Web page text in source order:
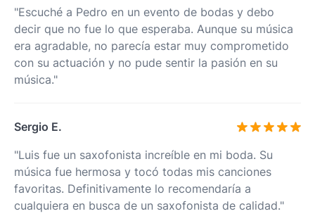
"Escuché a Pedro en un evento de bodas y debo
decir que no fue lo que esperaba. Aunque su música
era agradable, no parecía estar muy comprometido
con su actuación y no pude sentir la pasión en su
música."
Sergio E.
"Luis fue un saxofonista increíble en mi boda. Su
música fue hermosa y tocó todas mis canciones
favoritas. Definitivamente lo recomendaría a
cualquiera en busca de un saxofonista de calidad."